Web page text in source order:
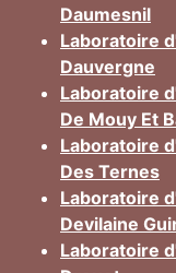
Daumesnil
Laboratoire
Dauvergne
Laboratoire
De Mouy Et
Laboratoire
Des Ternes
Laboratoire
Devilaine
Laboratoire